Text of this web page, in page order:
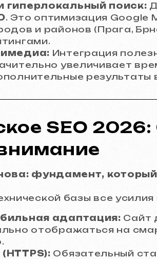
гиперлокальный поиск:
. Это оптимизация Google
и районов (Прага,
Интеграция
увеличивает
результаты
SEO 2026:
фундамент,
базы все
адаптация: Сайт
отображаться на
Обязательный